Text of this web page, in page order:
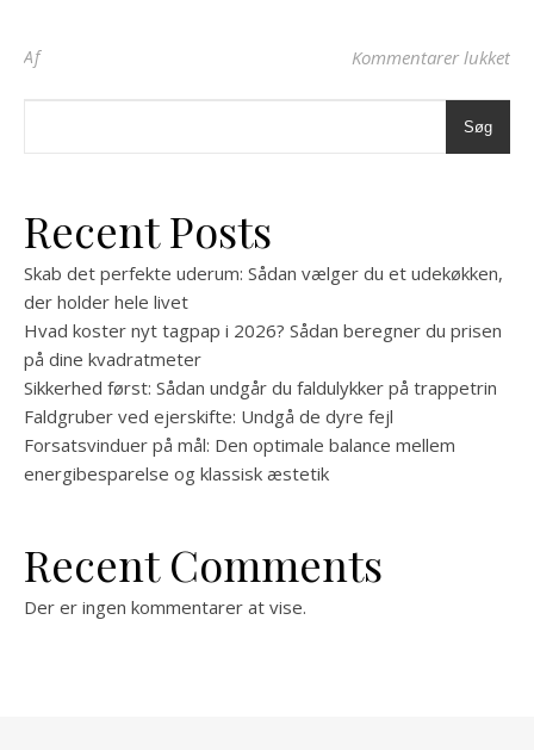
Af Kommentarer lukkettil
Søg
Recent Posts
Skab det perfekte uderum: Sådan vælger du et udekøkken,
der holder hele livet
Hvad koster nyt tagpap i 2026? Sådan beregner du prisen
på dine kvadratmeter
Sikkerhed først: Sådan undgår du faldulykker på trappetrin
Faldgruber ved ejerskifte: Undgå de dyre fejl
Forsatsvinduer på mål: Den optimale balance mellem
energibesparelse og klassisk æstetik
Recent Comments
Der er ingen kommentarer at vise.